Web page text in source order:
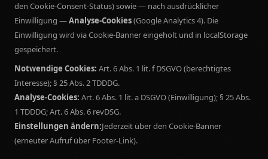
den Cookie-Consent-Status) sowie — nach ausdrücklicher
Einwilligung —Analyse-Cookies(Google Analytics 4). Die
Einwilligung wird via Cookie-Banner eingeholt und in localStorage
gespeichert.
Notwendige Cookies: Art. 6 Abs. 1 lit. f DSGVO (berechtigtes
Interesse); § 25 Abs. 2 TDDDG.
Analyse-Cookies: Art. 6 Abs. 1 lit. a DSGVO (Einwilligung); § 25 Abs.
1 TDDDG; Art. 6 Abs. 6 revDSG.
Einstellungen ändern:Jederzeit über den Cookie-Banner
(erneuter Aufruf über Footer-Link).